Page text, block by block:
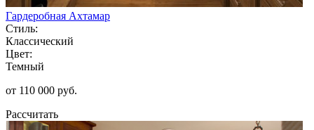
Гардеробная Ахтамар
Стиль:
Классический
Цвет:
Темный
от 110 000 руб.
Рассчитать